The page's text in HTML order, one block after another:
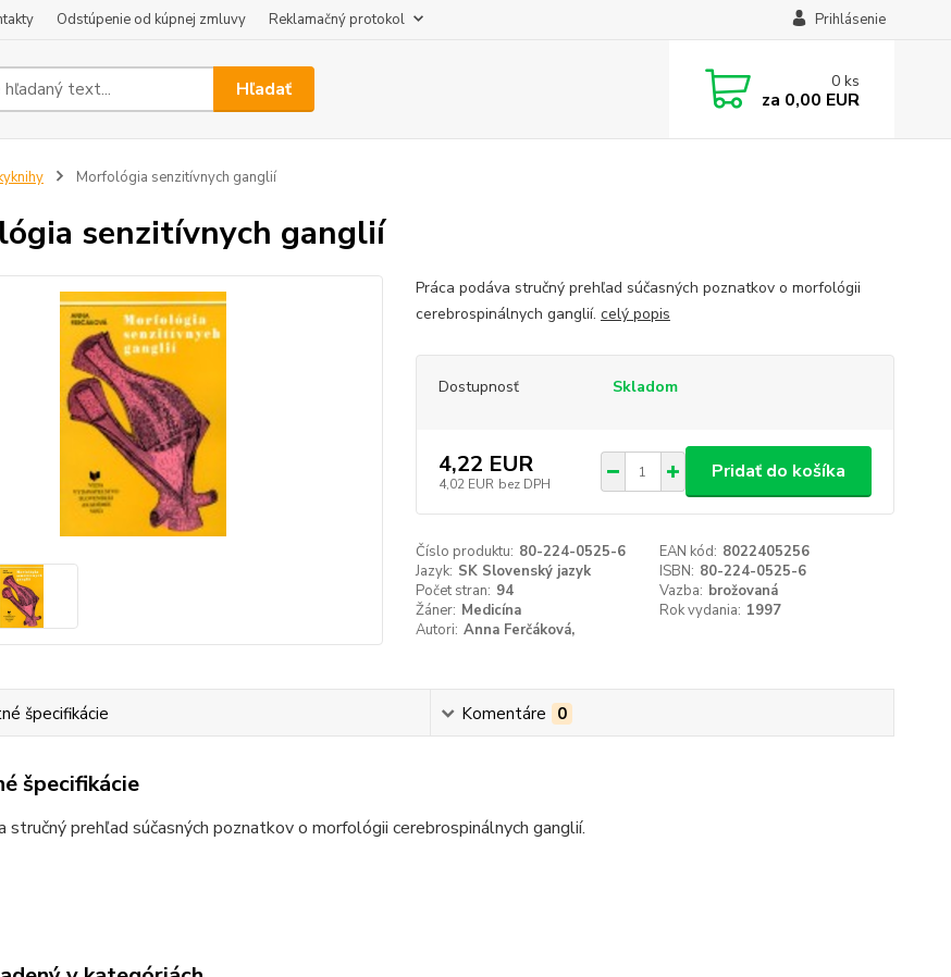
Odstúpenie od kúpnej zmluvy Reklamačný protokol Prihlásenie
Hľadať 0 ks
za 0,00 EUR
Morfológia senzitívnych ganglií
senzitívnych ganglií
Práca podáva stručný prehľad súčasných poznatkov o morfológii
cerebrospinálnych ganglií. celý popis
Dostupnosť Skladom
4,22 EUR
4,02 EUR bez DPH
Pridať do košíka
Číslo produktu: 80-224-0525-6 EAN kód: 8022405256
Jazyk: SK Slovenský jazyk ISBN: 80-224-0525-6
Počet stran: 94 Vazba: brožovaná
Žáner: Medicína Rok vydania: 1997
Autori: Anna Ferčáková,
špecifikácie Komentáre 0
špecifikácie
stručný prehľad súčasných poznatkov o morfológii cerebrospinálnych ganglií.